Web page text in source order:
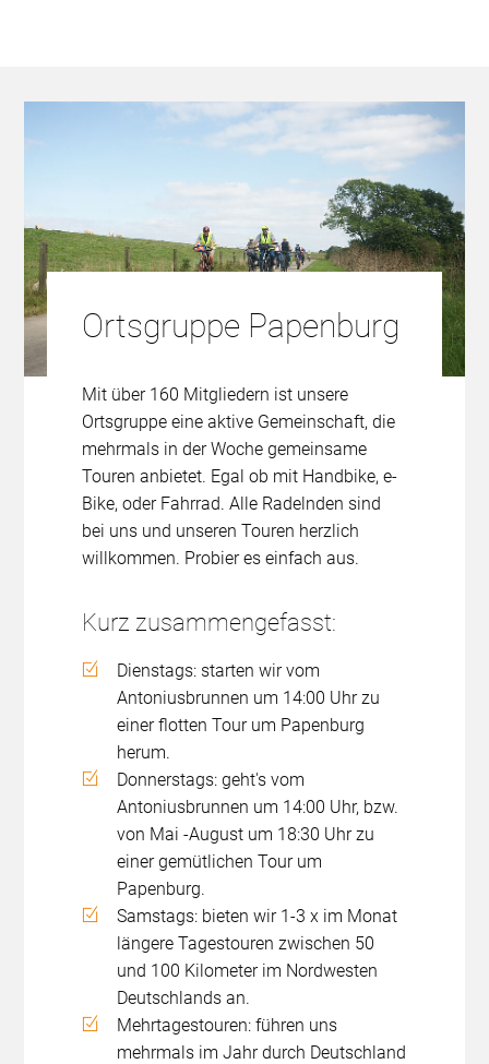
Ortsgruppe Papenburg
Mit über 160 Mitgliedern ist unsere
Ortsgruppe eine aktive Gemeinschaft, die
mehrmals in der Woche gemeinsame
Touren anbietet. Egal ob mit Handbike, e-
Bike, oder Fahrrad. Alle Radelnden sind
bei uns und unseren Touren herzlich
willkommen. Probier es einfach aus.
Kurz zusammengefasst:
Dienstags: starten wir vom
Antoniusbrunnen um 14:00 Uhr zu
einer flotten Tour um Papenburg
herum.
Donnerstags: geht's vom
Antoniusbrunnen um 14:00 Uhr, bzw.
von Mai -August um 18:30 Uhr zu
einer gemütlichen Tour um
Papenburg.
Samstags: bieten wir 1-3 x im Monat
längere Tagestouren zwischen 50
und 100 Kilometer im Nordwesten
Deutschlands an.
Mehrtagestouren: führen uns
mehrmals im Jahr durch Deutschland